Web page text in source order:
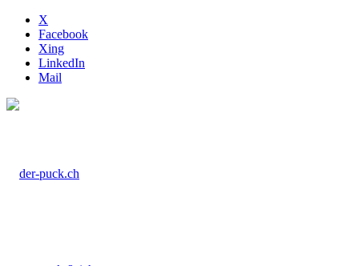
X
Facebook
Xing
LinkedIn
Mail